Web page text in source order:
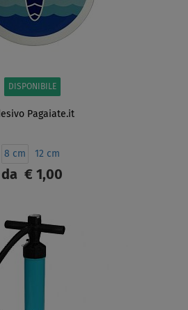
DISPONIBILE
Pagaiate.it
8 cm 12 cm
da € 1,00